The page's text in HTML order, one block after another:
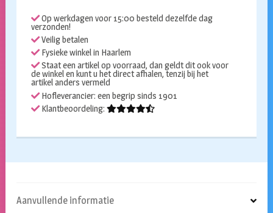
Op werkdagen voor 15:00 besteld dezelfde dag
verzonden!
Veilig betalen
Fysieke winkel in Haarlem
Staat een artikel op voorraad, dan geldt dit ook voor
de winkel en kunt u het direct afhalen, tenzij bij het
artikel anders vermeld
Hofleverancier: een begrip sinds 1901
Klantbeoordeling:
Aanvullende informatie